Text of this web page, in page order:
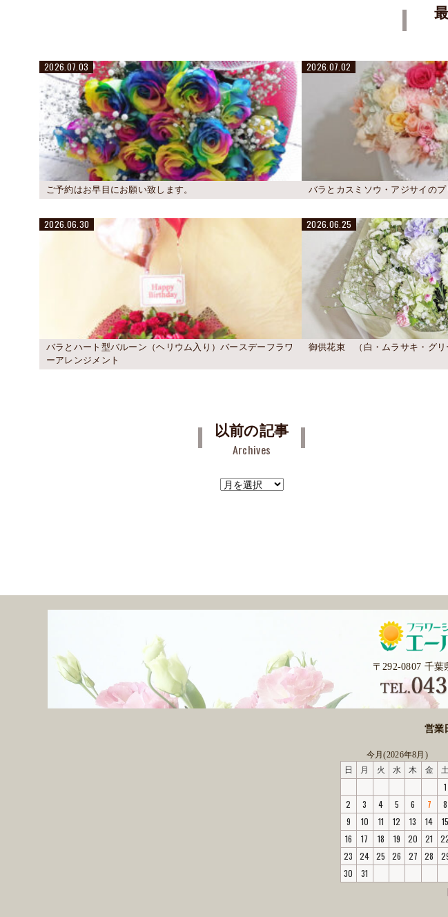
2026.07.03
ご予約はお早目にお願い致します。
2026.07.02
バラとカスミソウ・アジサイの
2026.06.30
バラとハート型バルーン（ヘリウム入り）バースデーフラワ
ーアレンジメント
2026.06.25
御供花束 （白・ムラサキ・グリ
以前の記事
Archives
ア
〒292-0807 千
営業
今月(2026年8月)
日
月 火 水 木 金 土
1
2
3 4 5 6 7
8
9
10 11 12 13 14
15
16
17 18 19 20 21
23
24 25 26 27 28
30
31